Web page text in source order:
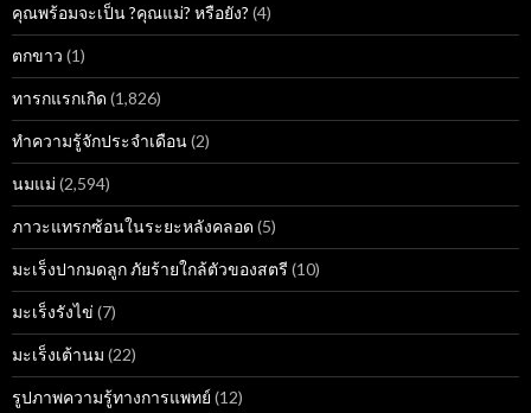
คุณพร้อมจะเป็น ?คุณแม่? หรือยัง? (4)
ตกขาว (1)
ทารกแรกเกิด (1,826)
ทำความรู้จักประจำเดือน(2)
นมแม่ (2,594)
ภาวะแทรกซ้อนในระยะหลังคลอด (5)
มะเร็งปากมดลูก ภัยร้ายใกล้ตัวของสตรี (10)
มะเร็งรังไข่ (7)
มะเร็งเต้านม (22)
รูปภาพความรู้ทางการแพทย์ (12)